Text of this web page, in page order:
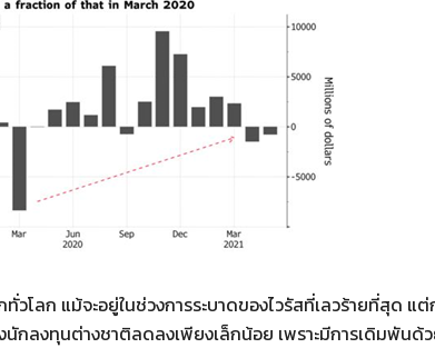
โลก แม้จะอยู่ในช่วงการระบาดของไวรัสที่เลวร้ายที่สุด แต่
นักลงทุนต่างชาติลดลงเพียงเล็กน้อย เพราะมีการเดิมพันด้